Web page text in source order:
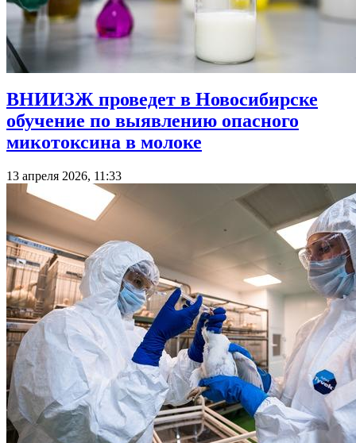
ВНИИЗЖ проведет в Новосибирске
обучение по выявлению опасного
микотоксина в молоке
13 апреля 2026, 11:33